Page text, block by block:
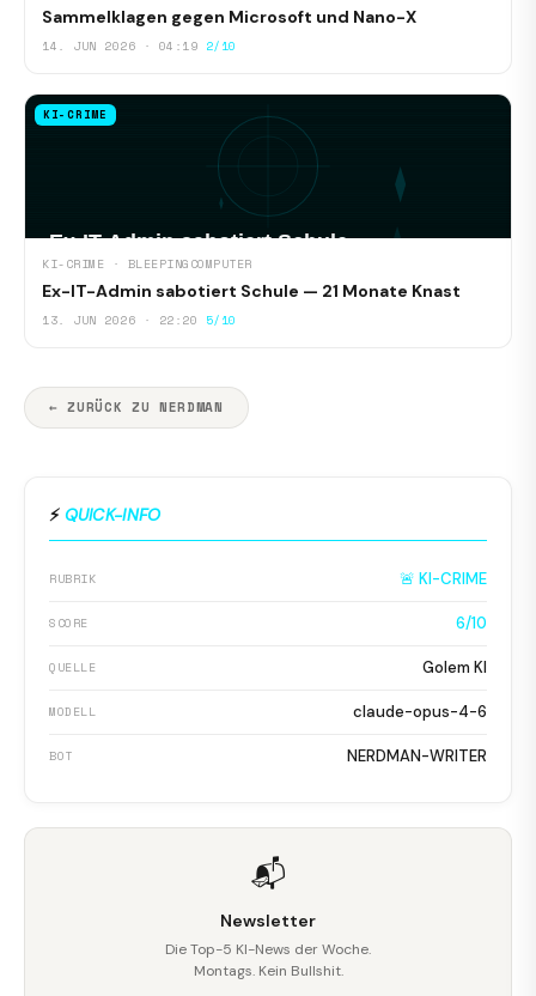
Sammelklagen gegen Microsoft und Nano-X
14. JUN 2026 · 04:19 2/10
KI-CRIME
KI-CRIME · BLEEPINGCOMPUTER
Ex-IT-Admin sabotiert Schule — 21 Monate Knast
13. JUN 2026 · 22:20 5/10
← ZURÜCK ZU NERDMAN
⚡ QUICK-INFO
RUBRIK 🚨 KI-CRIME
SCORE 6/10
QUELLE Golem KI
MODELL claude-opus-4-6
BOT NERDMAN-WRITER
📬
Newsletter
Die Top-5 KI-News der Woche.
Montags. Kein Bullshit.